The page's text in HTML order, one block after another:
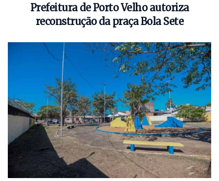
Prefeitura de Porto Velho autoriza
reconstrução da praça Bola Sete